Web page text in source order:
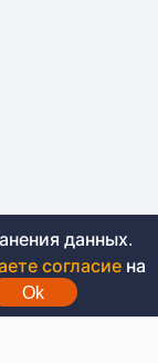
не
вся
данных.
согласие на
Ok